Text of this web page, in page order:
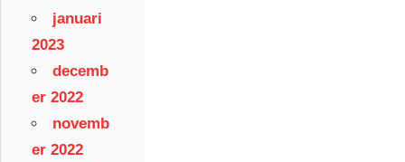
januari
2023
decemb
er 2022
novemb
er 2022